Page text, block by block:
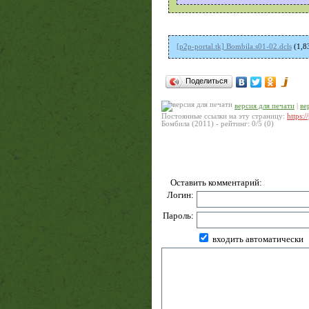
[p2p-portal.tk] Bombila.s01-02.dcls
Поделиться
версия для печати
Постоянные ссылки на эту страницу:
Бомбила (2011) - рейтинг: 0/5 (0)
Оставить комментарий:
Логин:
Пароль:
входить автоматически